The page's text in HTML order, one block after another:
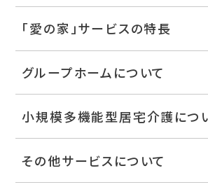
「愛の家」サービスの特長
グループホームについて
小規模多機能型居宅介護につ
その他サービスについて